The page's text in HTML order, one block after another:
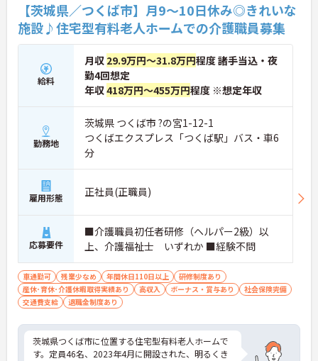
【茨城県／つくば市】月9～10日休み◎きれいな
施設♪住宅型有料老人ホームでの介護職員募集
給料
月収 29.9万円～31.8万円程度 諸手当込・夜
勤4回想定
年収418万円～455万円程度 ※想定年収
勤務地
茨城県 つくば市 ?の宮1-12-1
つくばエクスプレス「つくば駅」バス・車6
分
雇用形態 正社員(正職員)
応募要件
■介護職員初任者研修（ヘルパー2級）以
上、介護福祉士 いずれか ■経験不問
車通勤可 残業少なめ 年間休日110日以上
研修制度あり
産休･育休･介護休暇取得実績あり
高収入 ボーナス・賞与あり
社会保険完備
交通費支給
退職金制度あり
茨城県つくば市に位置する住宅型有料老人ホームで
す。定員46名、2023年4月に開設された、明るくき